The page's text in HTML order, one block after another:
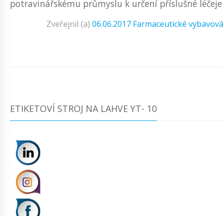
potravinářskému průmyslu k určení příslušné
Zveřejnil (a) 06.06.2017 Farmaceutické
ETIKETOVÍ STROJ NA LAHVE YT- 10